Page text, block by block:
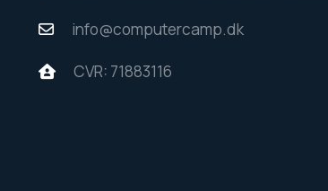
info@computercamp.dk
CVR: 71883116